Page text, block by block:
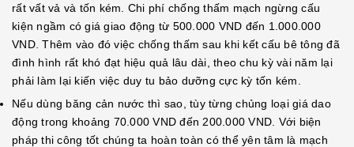
rất vất vả và tốn kém. Chi phí chống thấm mạch ngừng cấu
kiện ngầm có giá giao động từ 500.000 VND đến 1.000.000
VND. Thêm vào đó việc chống thấm sau khi kết cấu bê tông đã
đình hình rất khó đạt hiệu quả lâu dài, theo chu kỳ vài năm lại
phải làm lại kiến việc duy tu bảo dưỡng cực kỳ tốn kém.
Nếu dùng băng cản nước thì sao, tùy từng chủng loại giá dao
động trong khoảng 70.000 VND đến 200.000 VND. Với biện
pháp thi công tốt chúng ta hoàn toàn có thể yên tâm là mạch